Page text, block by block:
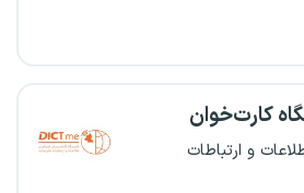
کارت‌خوان
و ارتباطات